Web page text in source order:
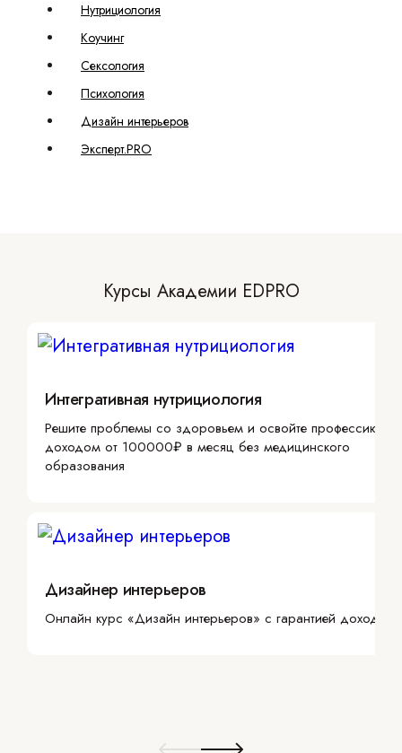
Нутрициология
Коучинг
Сексология
Психология
Дизайн интерьеров
Эксперт.PRO
Курсы Академии EDPRO
Интегративная нутрициология
Решите проблемы со здоровьем и освойте профессию с
доходом от 100000₽ в месяц без медицинского
образования
Дизайнер интерьеров
Онлайн курс «Дизайн интерьеров» с гарантией дохода